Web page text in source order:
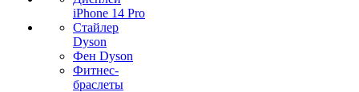
iPhone 14 Pro
Стайлер
Dyson
Фен Dyson
Фитнес-
браслеты